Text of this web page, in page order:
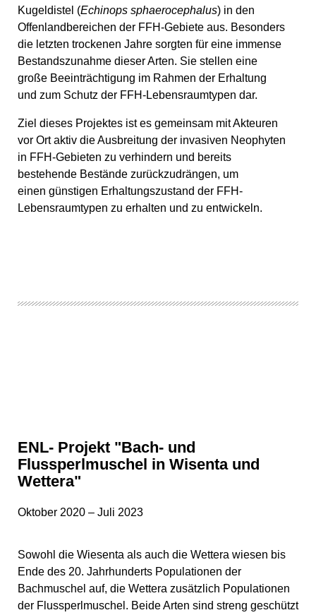
Kugeldistel (Echinops sphaerocephalus) in den
Offenlandbereichen der FFH-Gebiete aus. Besonders
die letzten trockenen Jahre sorgten für eine immense
Bestandszunahme dieser Arten. Sie stellen eine
große Beeinträchtigung im Rahmen der Erhaltung
und zum Schutz der FFH-Lebensraumtypen dar.
Ziel dieses Projektes ist es gemeinsam mit Akteuren
vor Ort aktiv die Ausbreitung der invasiven Neophyten
in FFH-Gebieten zu verhindern und bereits
bestehende Bestände zurückzudrängen, um
einen günstigen Erhaltungszustand der FFH-
Lebensraumtypen zu erhalten und zu entwickeln.
ENL- Projekt "Bach- und
Flussperlmuschel in Wisenta und
Wettera"
Oktober 2020 – Juli 2023
Sowohl die Wiesenta als auch die Wettera wiesen bis
Ende des 20. Jahrhunderts Populationen der
Bachmuschel auf, die Wettera zusätzlich Populationen
der Flussperlmuschel. Beide Arten sind streng geschützt